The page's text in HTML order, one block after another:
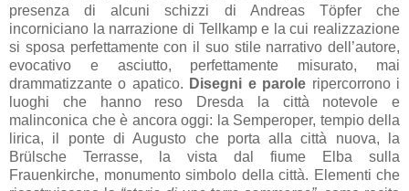
presenza di alcuni schizzi di Andreas Töpfer che
incorniciano la narrazione di Tellkamp e la cui realizzazione
si sposa perfettamente con il suo stile narrativo dell’autore,
evocativo e asciutto, perfettamente misurato, mai
drammatizzante o apatico. Disegni e parole ripercorrono i
luoghi che hanno reso Dresda la città notevole e
malinconica che è ancora oggi: la Semperoper, tempio della
lirica, il ponte di Augusto che porta alla città nuova, la
Brülsche Terrasse, la vista dal fiume Elba sulla
Frauenkirche, monumento simbolo della città. Elementi che